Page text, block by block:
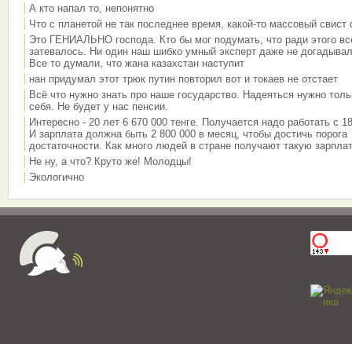
А кто напал то, непонятно
Что с планетой не так последнее время, какой-то массовый свист
Это ГЕНИАЛЬНО господа. Кто бы мог подумать, что ради этого
затевалось. Ни один наш шибко умный эксперт даже не
Все то думали, что жана казахстан наступит
нан придумал этот трюк путин повторил вот и токаев не отстает
Всё что нужно знать про наше государство. Надеяться нужно
себя. Не будет у нас пенсии.
Интересно - 20 лет 6 670 000 тенге. Получается надо работать с
И зарплата должна быть 2 800 000 в месяц, чтобы достичь порога
достаточности. Как много людей в стране получают такую
Не ну, а что? Круто же! Молодцы!
Экологично